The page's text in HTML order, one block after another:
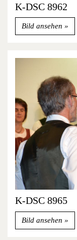
K-DSC 8962
Bild ansehen
K-DSC 8965
Bild ansehen